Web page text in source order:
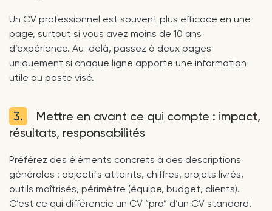
Un CV professionnel est souvent plus efficace en une
page, surtout si vous avez moins de 10 ans
d’expérience. Au-delà, passez à deux pages
uniquement si chaque ligne apporte une information
utile au poste visé.
3.
Mettre en avant ce qui compte : impact,
résultats, responsabilités
Préférez des éléments concrets à des descriptions
générales : objectifs atteints, chiffres, projets livrés,
outils maîtrisés, périmètre (équipe, budget, clients).
C’est ce qui différencie un CV “pro” d’un CV standard.